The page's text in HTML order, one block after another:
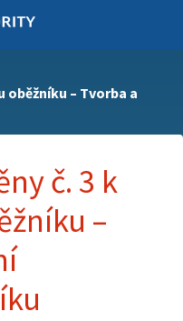
oběžníku – Tvorba a
č. 3 k
–